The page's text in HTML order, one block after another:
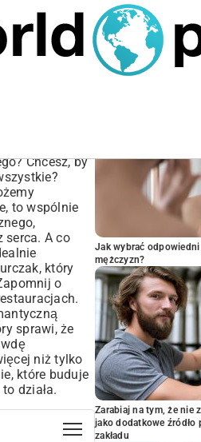
|
Dwojga
Chcesz, by
to wspólnie
serca. A co
który
o
sprawi, że
niż tylko
które buduje
działa.
Jak wybrać
mężczyzn?
Zarabiaj na tym, że nie
jako dodatkowe
zakładu